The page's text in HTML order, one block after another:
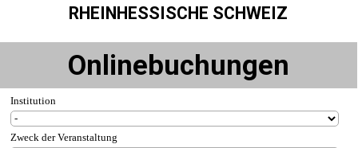
RHEINHESSISCHE SCHWEIZ
Onlinebuchungen
Institution
Zweck der Veranstaltung